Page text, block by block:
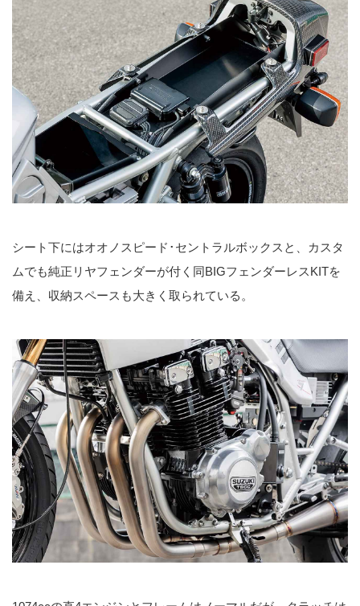
シート下にはオオノスピード･セントラルボックスと、カスタ
ムでも純正リヤフェンダーが付く同BIGフェンダーレスKITを
備え、収納スペースも大きく取られている。